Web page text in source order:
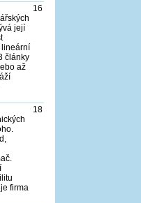
její
lineární
články
až
16
firma
18